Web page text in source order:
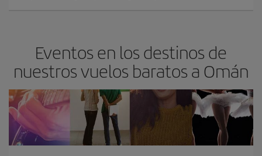
Eventos en los destinos de
nuestros vuelos baratos a Omán